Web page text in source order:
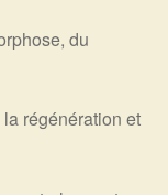
du
régénération et